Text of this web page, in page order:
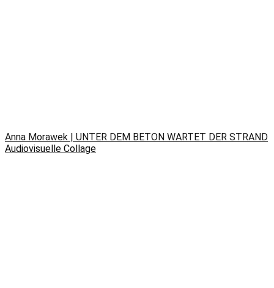
Anna Morawek | UNTER DEM BETON WARTET DER STRAND
Audiovisuelle Collage